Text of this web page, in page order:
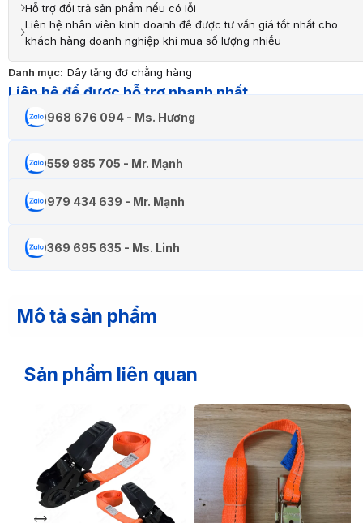
Hỗ trợ đổi trả sản phẩm nếu có lỗi
Liên hệ nhân viên kinh doanh để được tư vấn giá tốt nhất cho
khách hàng doanh nghiệp khi mua số lượng nhiều
Danh mục: Dây tăng đơ chằng hàng
Liên hệ để được hỗ trợ nhanh nhất
0968 676 094 - Ms. Hương
0559 985 705 - Mr. Mạnh
0979 434 639 - Mr. Mạnh
0369 695 635 - Ms. Linh
Mô tả sản phẩm
Sản phẩm liên quan